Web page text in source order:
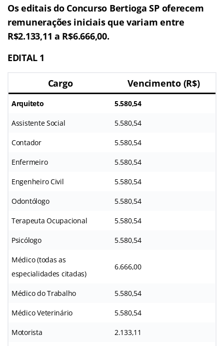
Os editais do Concurso Bertioga SP oferecem
remunerações iniciais que variam entre
R$2.133,11 a R$6.666,00.
EDITAL 1
Cargo Vencimento (R$)
Arquiteto 5.580,54
Assistente Social 5.580,54
Contador 5.580,54
Enfermeiro 5.580,54
Engenheiro Civil 5.580,54
Odontólogo 5.580,54
Terapeuta Ocupacional 5.580,54
Psicólogo 5.580,54
Médico (todas as
especialidades citadas)
6.666,00
Médico do Trabalho 5.580,54
Médico Veterinário 5.580,54
Motorista 2.133,11